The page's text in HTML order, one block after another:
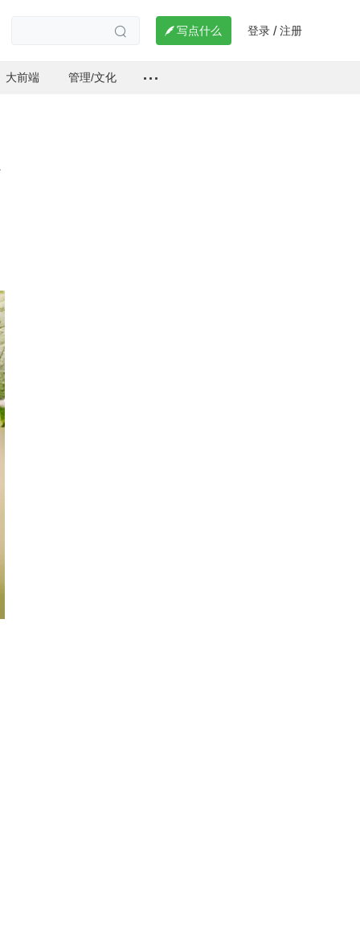
  写点什么 登录 / 注册
大前端 管理/文化